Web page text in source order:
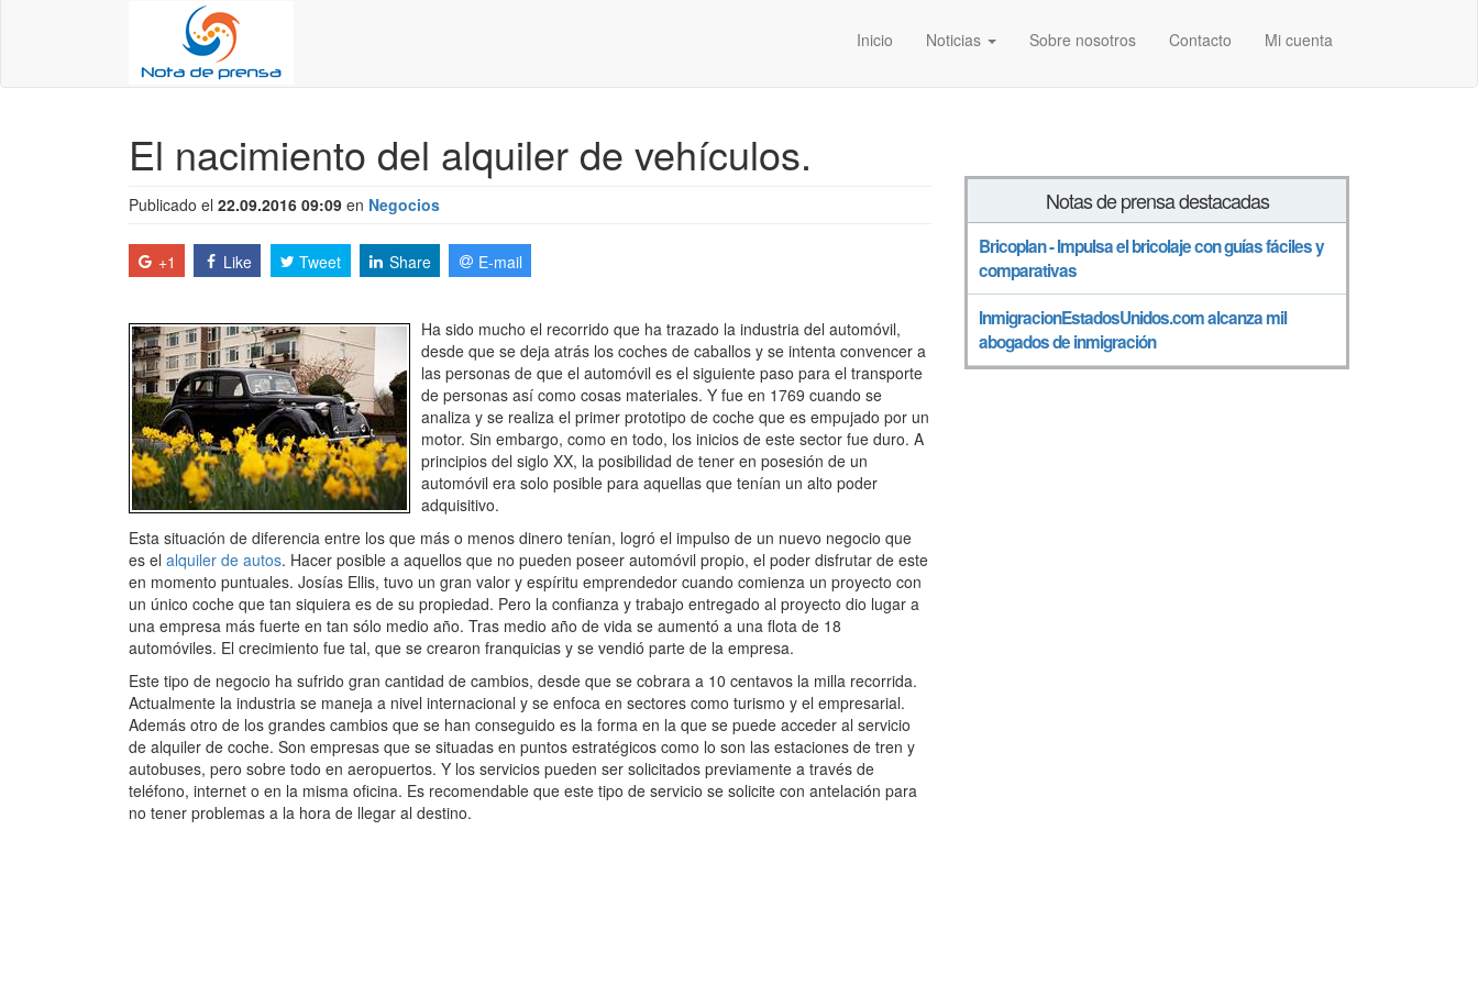
Inicio Noticias Sobre nosotros Contacto Mi cuenta
El nacimiento del alquiler de vehículos.
Publicado el 22.09.2016 09:09 en Negocios
+1 Like Tweet Share E-mail
Ha sido mucho el recorrido que ha trazado la industria del automóvil,
desde que se deja atrás los coches de caballos y se intenta convencer a
las personas de que el automóvil es el siguiente paso para el transporte
de personas así como cosas materiales. Y fue en 1769 cuando se
analiza y se realiza el primer prototipo de coche que es empujado por un
motor. Sin embargo, como en todo, los inicios de este sector fue duro. A
principios del siglo XX, la posibilidad de tener en posesión de un
automóvil era solo posible para aquellas que tenían un alto poder
adquisitivo.
Esta situación de diferencia entre los que más o menos dinero tenían, logró el impulso de un nuevo negocio que
es el alquiler de autos. Hacer posible a aquellos que no pueden poseer automóvil propio, el poder disfrutar de este
en momento puntuales. Josías Ellis, tuvo un gran valor y espíritu emprendedor cuando comienza un proyecto con
un único coche que tan siquiera es de su propiedad. Pero la confianza y trabajo entregado al proyecto dio lugar a
una empresa más fuerte en tan sólo medio año. Tras medio año de vida se aumentó a una flota de 18
automóviles. El crecimiento fue tal, que se crearon franquicias y se vendió parte de la empresa.
Este tipo de negocio ha sufrido gran cantidad de cambios, desde que se cobrara a 10 centavos la milla recorrida.
Actualmente la industria se maneja a nivel internacional y se enfoca en sectores como turismo y el empresarial.
Además otro de los grandes cambios que se han conseguido es la forma en la que se puede acceder al servicio
de alquiler de coche. Son empresas que se situadas en puntos estratégicos como lo son las estaciones de tren y
autobuses, pero sobre todo en aeropuertos. Y los servicios pueden ser solicitados previamente a través de
teléfono, internet o en la misma oficina. Es recomendable que este tipo de servicio se solicite con antelación para
no tener problemas a la hora de llegar al destino.
Notas de prensa destacadas
Bricoplan - Impulsa el bricolaje con guías fáciles y
comparativas
InmigracionEstadosUnidos.com alcanza mil
abogados de inmigración